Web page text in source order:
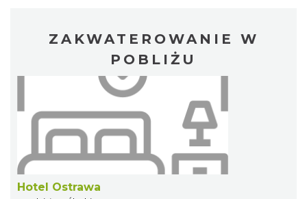
ZAKWATEROWANIE W
POBLIŻU
Hotel Ostrawa